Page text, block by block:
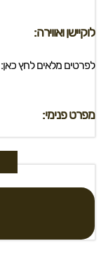
לוקיישן ואווירה:
לפרטים מלאים לחץ כאן:
מפרט פנימי: